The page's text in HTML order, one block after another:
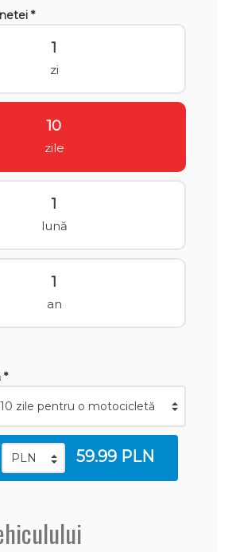
*
1
zi
10
zile
1
lună
1
an
*
59.99 PLN